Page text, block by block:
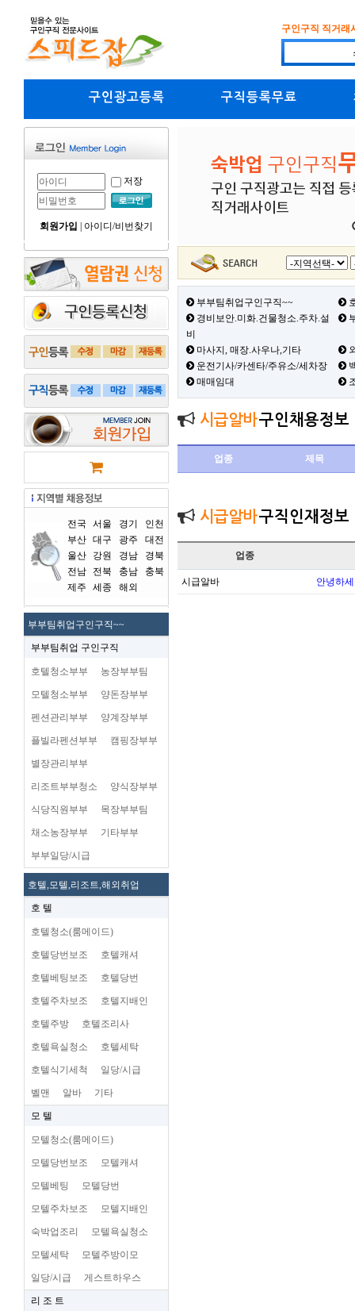
구인구직 직거래
구인광고등록 구직등록무료
저장
회원가입 아이디/비번찾기
전국 서울 경기
인천
부산 대구 광주
대전
울산
강원 경남
경북
전남
전북 충남
충북
제주
세종 해외
부부팀취업구인구직~~
부부팀취업 구인구직
호텔청소부부 농장부부팀
모텔청소부부 양돈장부부
펜션관리부부 양계장부부
플빌라펜션부부 캠핑장부부
별장관리부부
리조트부부청소 양식장부부
식당직원부부 목장부부팀
채소농장부부 기타부부
부부일당/시급
호텔,모텔,리조트,해외취업
호 텔
호텔청소(룸메이드)
호텔당번보조 호텔캐셔
호텔베팅보조 호텔당번
호텔주차보조 호텔지배인
호텔주방 호텔조리사
호텔욕실청소 호텔세탁
호텔식기세척 일당/시급
벨맨 알바 기타
모 텔
모텔청소(룸메이드)
모텔당번보조 모텔캐셔
모텔베팅 모텔당번
모텔주차보조 모텔지배인
숙박업조리 모텔욕실청소
모텔세탁 모텔주방이모
일당/시급 게스트하우스
리 조 트
부부팀취업구인구직~~
경비보안.미화.건물청소.주차.설
비
마사지, 매장.사우나,기타
운전기사/카센타/주유소/세차장
매매임대
시급알바구인채용정보
업종 제목
시급알바구직인재정보
업종
시급알바 안녕하